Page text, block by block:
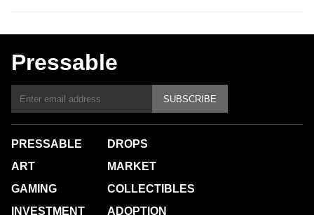
Pressable
SUBSCRIBE
PRESSABLE
ART
GAMING
INVESTMENT
DROPS
MARKET
COLLECTIBLES
ADOPTION